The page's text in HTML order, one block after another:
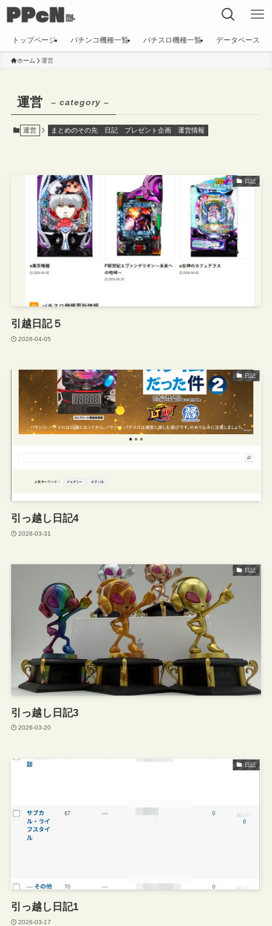
トップページ パチンコ機種一覧 パチスロ機種一覧 データベース
ホーム 運営
運営 – category –
運営 まとめのその先 日記 プレゼント企画 運営情報
日記
引越日記５
2026-04-05
日記
引っ越し日記4
2026-03-31
日記
引っ越し日記3
2026-03-20
日記
引っ越し日記1
2026-03-17